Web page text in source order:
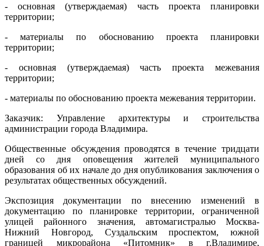
- основная (утверждаемая) часть проекта планировки
территории;
- материалы по обоснованию проекта планировки
территории;
- основная (утверждаемая) часть проекта межевания
территории;
- материалы по обоснованию проекта межевания территории.
Заказчик: Управление архитектуры и строительства
администрации города Владимира.
Общественные обсуждения проводятся в течение тридцати
дней со дня оповещения жителей муниципального
образования об их начале до дня опубликования заключения о
результатах общественных обсуждений.
Экспозиция документации по внесению изменений в
документацию по планировке территории, ограниченной
улицей районного значения, автомагистралью Москва-
Нижний Новгород, Суздальским проспектом, южной
границей микрорайона «Питомник» в г.Владимире,